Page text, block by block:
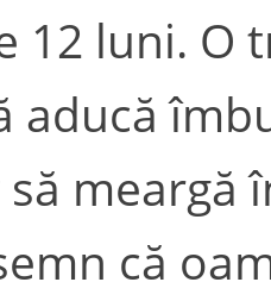
12 luni. O
aducă
meargă
că